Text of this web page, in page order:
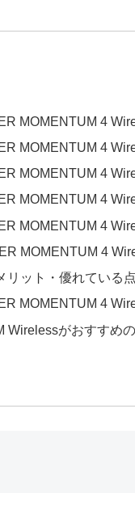
MOMENTUM 4
MOMENTUM 4
MOMENTUM 4
MOMENTUM 4
MOMENTUM 4
MOMENTUM 4
リット・優れている
MOMENTUM 4
Wirelessがおすすめ